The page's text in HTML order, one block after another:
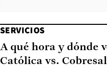
SERVICIOS
A qué hora y dónde
Católica vs.